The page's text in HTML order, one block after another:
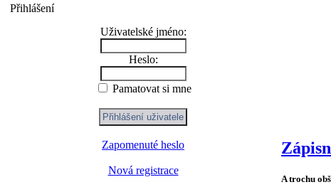
Přihlášení
Uživatelské jméno:
Heslo:
Pamatovat si mne
Zapomenuté heslo
Nová registrace
A trochu